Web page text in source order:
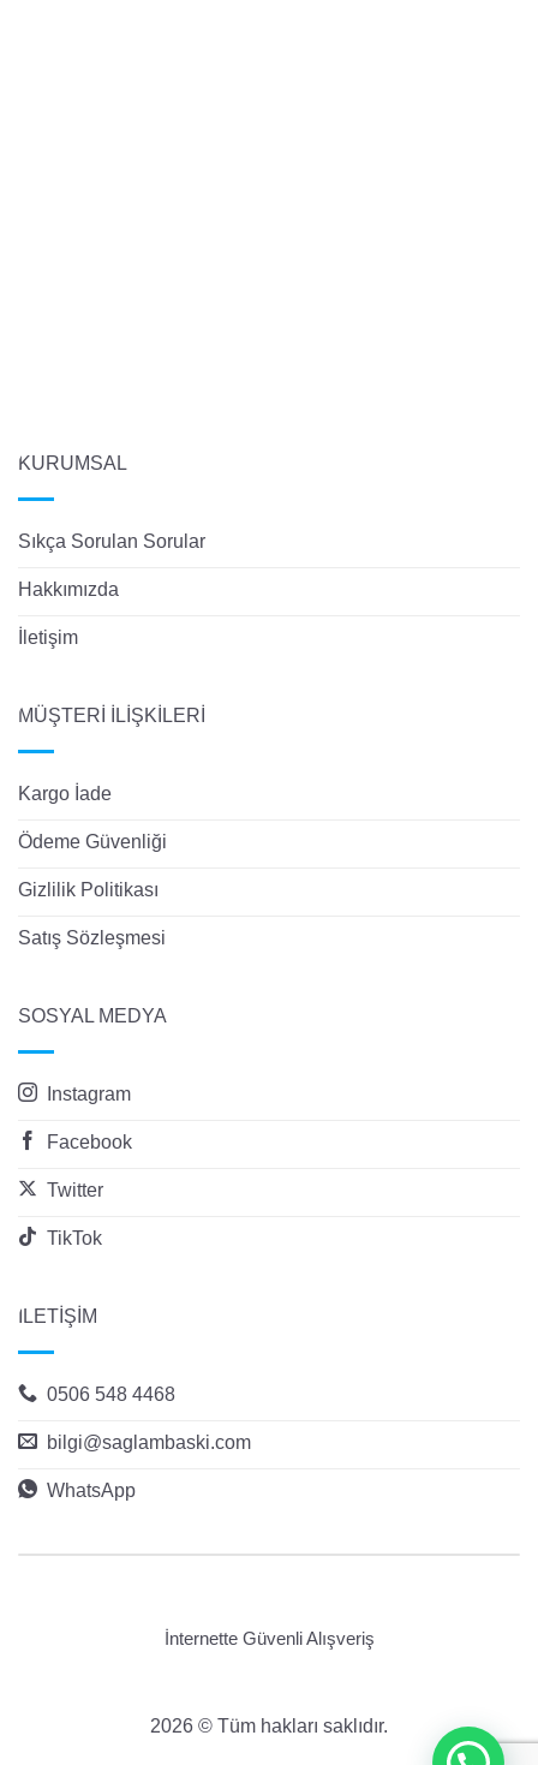
KURUMSAL
Sıkça Sorulan Sorular
Hakkımızda
İletişim
MÜŞTERİ İLİŞKİLERİ
Kargo İade
Ödeme Güvenliği
Gizlilik Politikası
Satış Sözleşmesi
SOSYAL MEDYA
Instagram
Facebook
Twitter
TikTok
İLETİŞİM
0506 548 4468
bilgi@saglambaski.com
WhatsApp
İnternette Güvenli Alışveriş
2026 © Tüm hakları saklıdır.